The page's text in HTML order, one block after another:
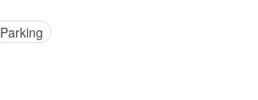
Parking